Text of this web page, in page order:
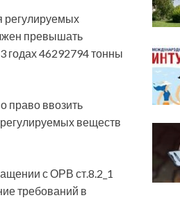
регулируемых
превышать
годах 46292794 тонны
право ввозить
веществ
с ОРВ ст.8.2_1
требований в